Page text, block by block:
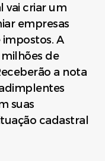
vai criar um
empresas
A
de
a nota
suas
cadastral